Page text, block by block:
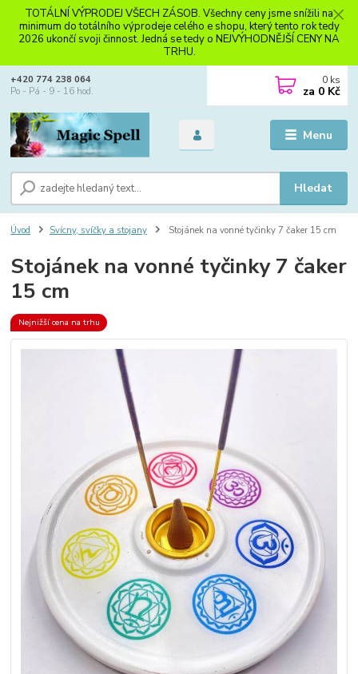
TOTÁLNÍ VÝPRODEJ VŠECH ZÁSOB. Všechny ceny jsme snížili na
minimum do totálního výprodeje celého e shopu, který tento rok tedy
2026 ukončí svoji činnost. Jedná se tedy o NEJVÝHODNĚJŠÍ CENY NA
TRHU.
Menu
Hledat
+420 774 238 064
Po - Pá - 9 - 16 hod.
0 ks
za 0 Kč
Úvod Svícny, svíčky a stojany Stojánek na vonné tyčinky 7 čaker 15 cm
Stojánek na vonné tyčinky 7 čaker
15 cm
Nejnižší cena na trhu